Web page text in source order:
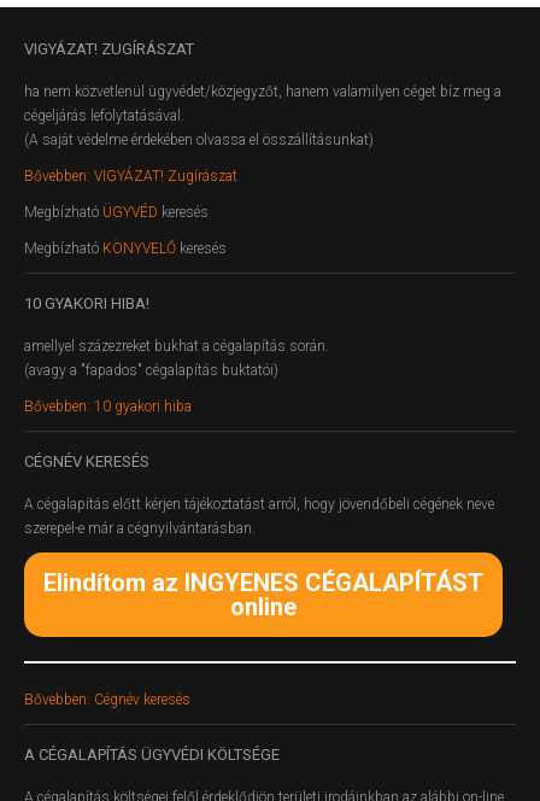
VIGYÁZAT! ZUGÍRÁSZAT
ha nem közvetlenül ügyvédet/közjegyzőt, hanem valamilyen céget bíz meg a
cégeljárás lefolytatásával.
(A saját védelme érdekében olvassa el összállításunkat)
Bővebben: VIGYÁZAT! Zugírászat
Megbízható ÜGYVÉD keresés
Megbízható KÖNYVELŐ keresés
10 GYAKORI HIBA!
amellyel százezreket bukhat a cégalapítás során.
(avagy a "fapados" cégalapítás buktatói)
Bővebben: 10 gyakori hiba
CÉGNÉV KERESÉS
A cégalapítás előtt kérjen tájékoztatást arról, hogy jövendőbeli cégének neve
szerepel-e már a cégnyilvántarásban.
Elindítom az INGYENES CÉGALAPÍTÁST
online
Bővebben: Cégnév keresés
A CÉGALAPÍTÁS ÜGYVÉDI KÖLTSÉGE
A cégalapítás költségei felől érdeklődjön területi irodáinkban az alábbi on-line